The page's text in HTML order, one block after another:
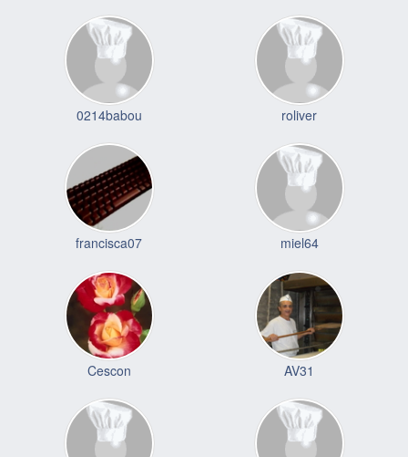
0214babou roliver
francisca07 miel64
Cescon AV31